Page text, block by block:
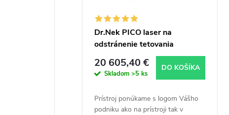
Dr.Nek PICO laser na
odstránenie tetovania
20 605,40 €
Skladom >5 ks
DO KOŠÍKA
Prístroj ponúkame s logom Vášho
podniku ako na prístroji tak v